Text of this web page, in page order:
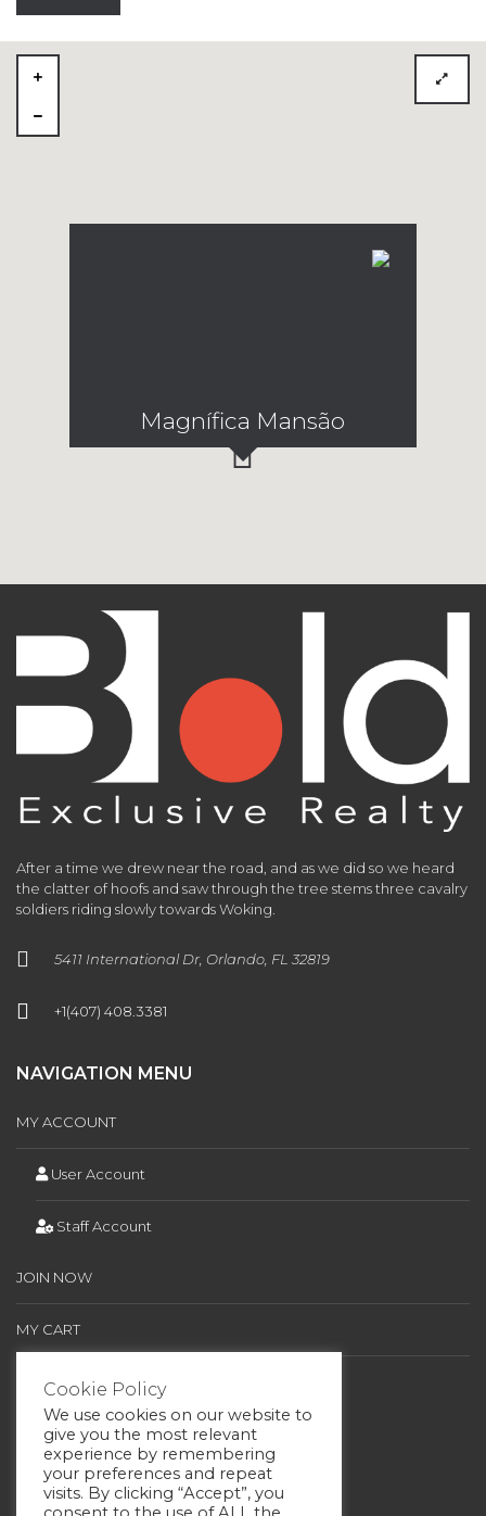
Magnífica Mansão
After a time we drew near the road, and as we did so we heard
the clatter of hoofs and saw through the tree stems three cavalry
soldiers riding slowly towards Woking.
5411 International Dr, Orlando, FL 32819
+1(407) 408.3381
NAVIGATION MENU
MY ACCOUNT
User Account
Staff Account
JOIN NOW
MY CART
CONTACT
FOLLOW US
Cookie Policy
We use cookies on our website to
give you the most relevant
experience by remembering
your preferences and repeat
visits. By clicking “Accept”, you